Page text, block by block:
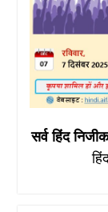
सर्व हिंद